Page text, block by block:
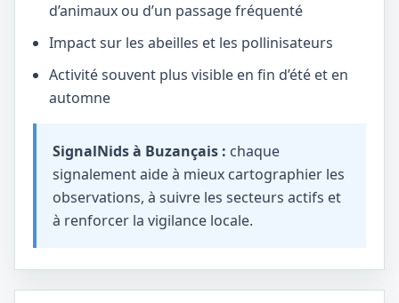
d’animaux ou d’un passage fréquenté
Impact sur les abeilles et les pollinisateurs
Activité souvent plus visible en fin d’été et en
automne
SignalNids à Buzançais : chaque
signalement aide à mieux cartographier les
observations, à suivre les secteurs actifs et
à renforcer la vigilance locale.